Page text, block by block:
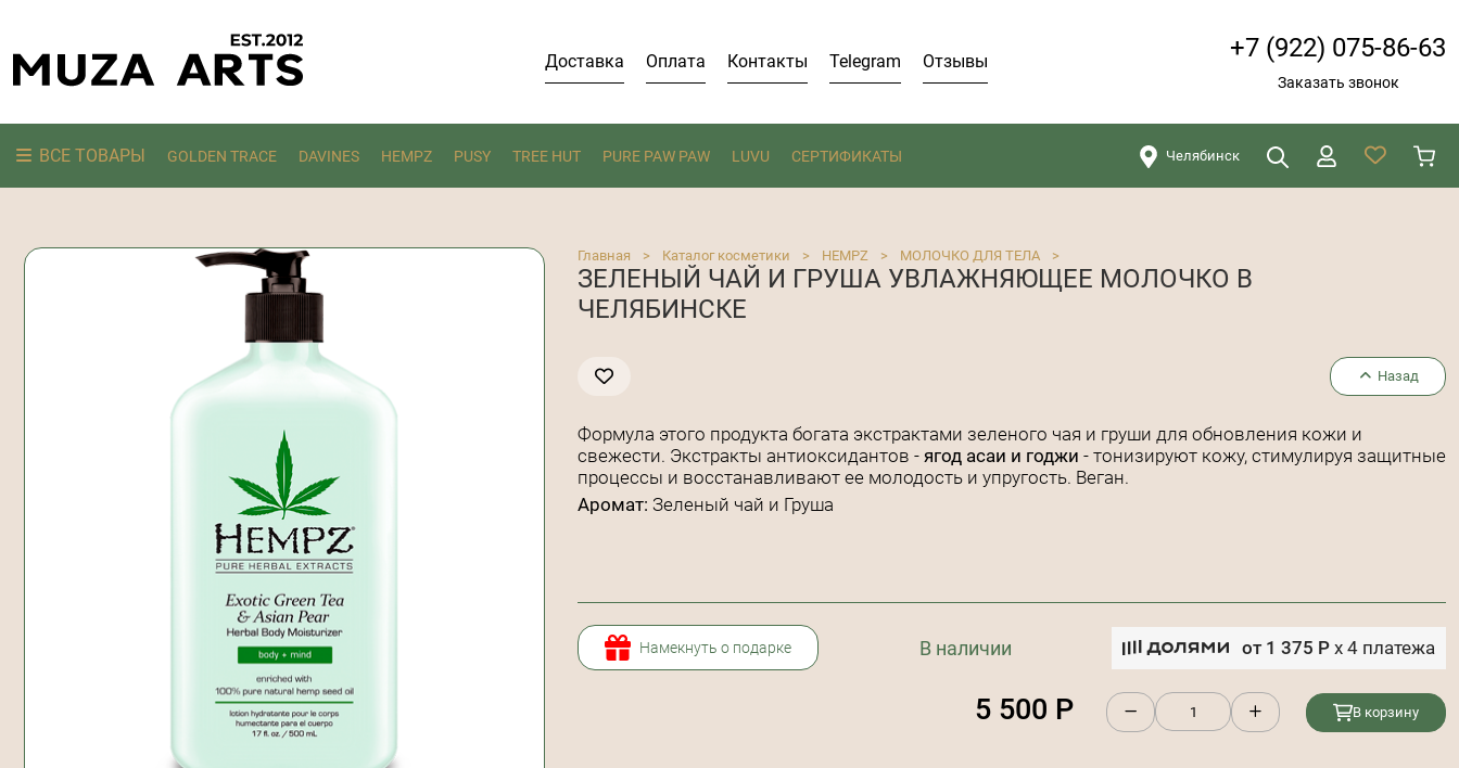
Доставка Оплата Контакты Telegram Отзывы +7 (922) 075-86-63
Заказать звонок
ВСЕ ТОВАРЫ GOLDEN TRACE DAVINES HEMPZ PUSY TREE HUT PURE PAW PAW LUVU СЕРТИФИКАТЫ Челябинск
Главная
> Каталог косметики > HEMPZ > МОЛОЧКО ДЛЯ ТЕЛА >
ЗЕЛЕНЫЙ ЧАЙ И ГРУША УВЛАЖНЯЮЩЕЕ МОЛОЧКО В
ЧЕЛЯБИНСКЕ
Назад
Формула этого продукта богата экстрактами зеленого чая и груши для обновления кожи и
свежести. Экстракты антиоксидантов - ягод асаи и годжи - тонизируют кожу, стимулируя защитные
процессы и восстанавливают ее молодость и упругость. Веган.
Аромат: Зеленый чай и Груша
Намекнуть о подарке В наличии от 1 375 Р x 4 платежа
5 500 Р В корзину